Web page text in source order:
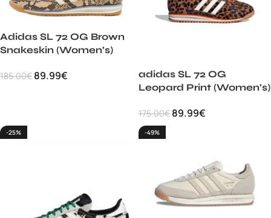
Adidas SL 72 OG Brown
Snakeskin (Women’s)
185.00€ 89.99€
adidas SL 72 OG
Leopard Print (Women’s)
175.00€ 89.99€
-25% -49%